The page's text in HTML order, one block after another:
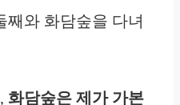
째와 화담숲을 다녀
화담숲은 제가 가본